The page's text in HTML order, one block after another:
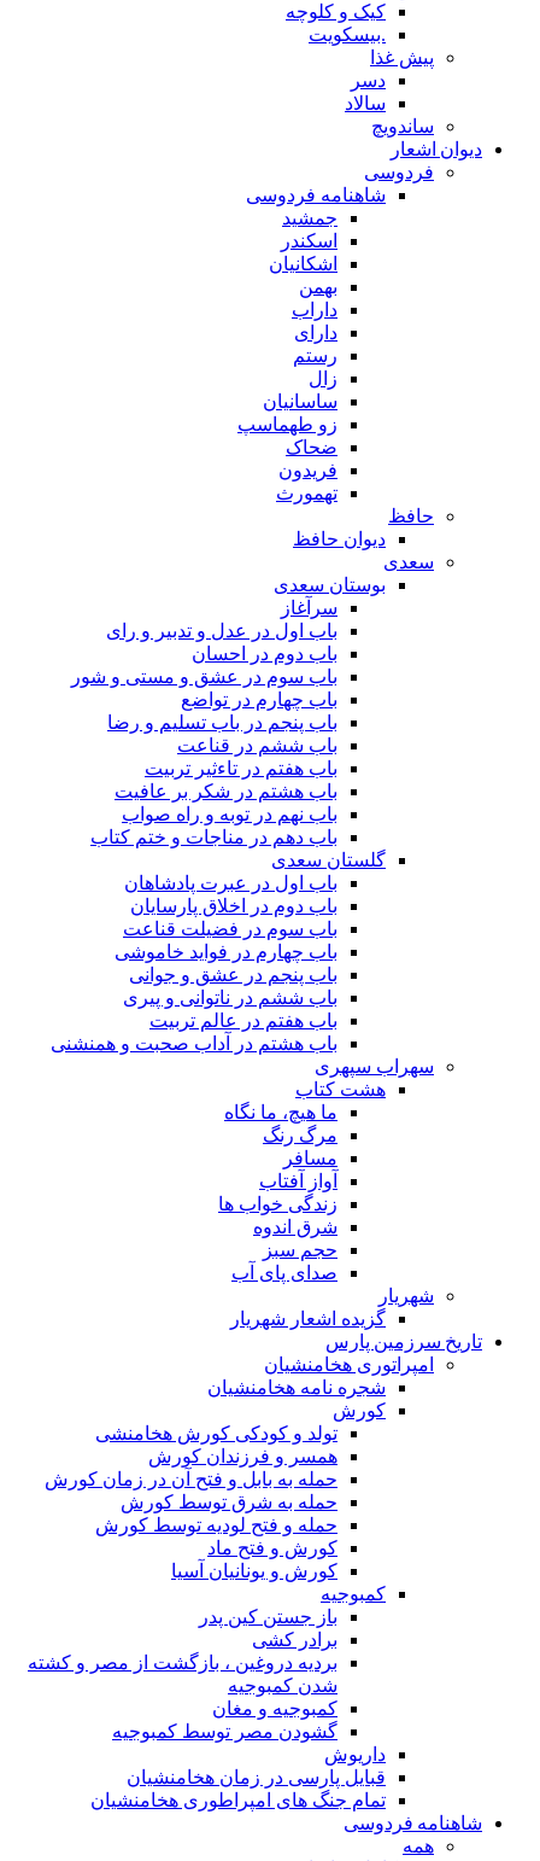
کیک و کلوچه
.بیسکویت
پیش غذا
دسر
سالاد
ساندویچ
دیوان اشعار
فردوسی
شاهنامه فردوسی
جمشید
اسکندر
اشکانیان
بهمن
داراب
دارای
رستم
زال
ساسانیان
زو طهماسپ‏
ضحاک
فریدون
تهمورث
حافظ
دیوان حافظ
سعدی
بوستان سعدی
سرآغاز
باب اول در عدل و تدبیر و رای
باب دوم در احسان
باب سوم در عشق و مستی و شور
باب چهارم در تواضع
باب پنجم در باب تسلیم و رضا
باب ششم در قناعت
باب هفتم در تاءثیر تربیت
باب هشتم در شکر بر عافیت
باب نهم در توبه و راه صواب
باب دهم در مناجات و ختم کتاب
گلستان سعدی
باب اول در عبرت پادشاهان
باب دوم در اخلاق پارسایان
باب سوم در فضیلت قناعت
باب چهارم در فواید خاموشى
باب پنجم در عشق و جوانى
باب ششم در ناتوانى و پیرى
باب هفتم در عالم تربیت
باب هشتم در آداب صحبت و همنشنى
سهراب سپهری
هشت کتاب
ما هیچ، ما نگاه
مرگ رنگ
مسافر
آواز آفتاب
زندگی خواب ها
شرق اندوه
حجم سبز
صدای پای آب
شهریار
گزیده اشعار شهریار
تاریخ سرزمین پارس
امپراتوری هخامنشیان
شجره نامه هخامنشیان
کورش
تولد و کودکی کورش هخامنشی
همسر و فرزندان کورش
حمله به بابل و فتح آن در زمان کورش
حمله به شرق توسط کورش
حمله و فتح لودیه توسط کورش
کورش و فتح ماد
کورش و یونانیان آسیا
کمبوجیه
باز جستن کین پدر
برادر کشی
بردیه دروغین ، بازگشت از مصر و کشته
شدن کمبوجیه
کمبوجیه و مغان
گشودن مصر توسط کمبوجیه
داریوش
قبایل پارسی در زمان هخامنشیان
تمام جنگ های امپراطوری هخامنشیان
شاهنامه فردوسی
همه